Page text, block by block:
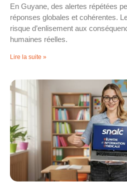
En Guyane, des alertes répétées
réponses globales et cohérentes.
risque d’enlisement aux
humaines réelles.
Lire la suite »